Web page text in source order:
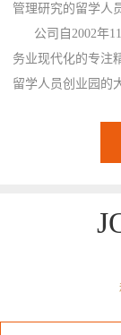
管理研究的留学人
公司自2002年11
务业现代化的专注
留学人员创业园的